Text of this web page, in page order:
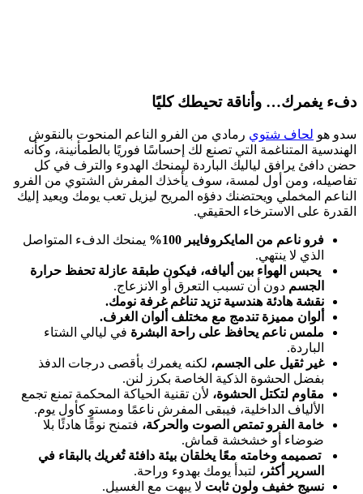
دفء يغمرك… وأناقة تحيطك كليًا
سدو هو لحاف شتوي رمادي من الفرو الناعم المنحوت بالنقوش
الهندسية المتناغمة التي تصنع لك إحساسًا فوريًا بالطمأنينة، وكأنه
حضن دافئ يرافق لياليك الباردة ليمنحك الهدوء والترف في كل
تفاصيله، ومن أول لمسة، سوف يأخذك المفرش الشتوي من الفرو
الناعم المخملي ويحتضنك دفؤه المريح ليزيل تعب يومك ويعيد إليك
القدرة على الاسترخاء الحقيقي.
فرو ناعم من المايكروفايبر 100%
يمنحك الدفء المتواصل
الذي لا ينتهي.
يحبس الهواء بين أليافه، فيكون طبقة عازلة تحفظ حرارة
الجسم دون أن تسبب التعرق أو الانزعاج.
نقشة هادئة هندسية تزيد تناغم غرفة نومك.
ألوان مميزة تندمج مع مختلف ألوان الغرف.
ملمس ناعم يحافظ على راحة البشرة في ليالي الشتاء
الباردة.
غير ثقيل على الجسم، لكنه يغمرك بأقصى درجات الدفذ
بفضل الحشوة الذكية الخاصة بكرز لنن.
مقاوم لتكتل الحشوة، لأن تقنية الحياكة المحكمة تمنع تجمع
الألياف الداخلية، فيبقى المفرش ناعمًا ومستوٍ كأول يوم.
خامة الفرو تمتص الصوت والحركة، فتمنح نومًا هادئًا بلا
ضوضاء أو خشخشة قماش.
تصميمه وخامته معًا يخلقان بيئة دافئة تُغريك بالبقاء في
السرير أكثر، لتبدأ يومك بهدوء وراحة.
نسيج خفيف ولون ثابت لا يبهت مع الغسيل.